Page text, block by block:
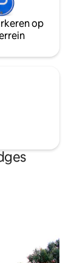
zaal als de
is
de tijd om
jezelf
op